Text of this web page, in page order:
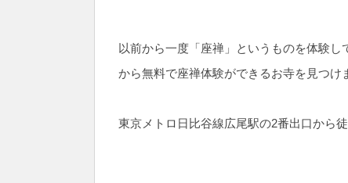
以前から一度「座禅」というものを体験
から無料で座禅体験ができるお寺を見つけ
東京メトロ日比谷線広尾駅の2番出口から